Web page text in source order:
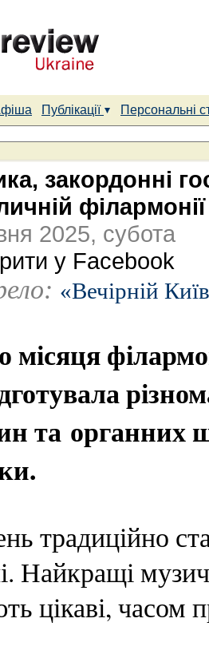
Публікації
Персональні
закордонні
філармонії
2025, субота
у Facebook
«Вечірній
місяця
та органних
традиційно
Найкращі
цікаві, часом